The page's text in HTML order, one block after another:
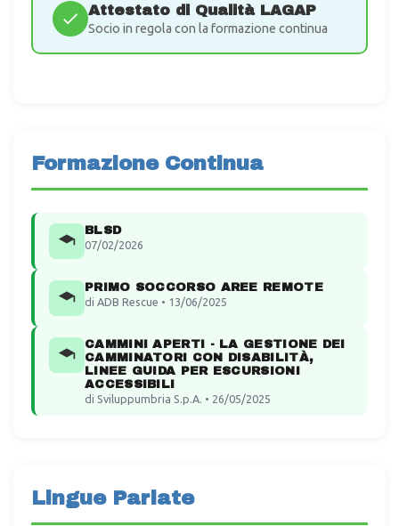
Attestato di Qualità LAGAP
Socio in regola con la formazione continua
Formazione Continua
BLSD
07/02/2026
PRIMO SOCCORSO AREE REMOTE
di ADB Rescue • 13/06/2025
CAMMINI APERTI - LA GESTIONE DEI
CAMMINATORI CON DISABILITÀ,
LINEE GUIDA PER ESCURSIONI
ACCESSIBILI
di Sviluppumbria S.p.A. • 26/05/2025
Lingue Parlate